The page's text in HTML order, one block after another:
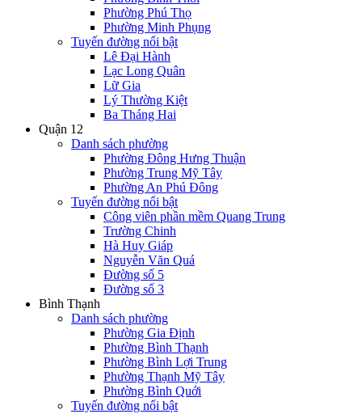
Phường Phú Thọ
Phường Minh Phụng
Tuyến đường nổi bật
Lê Đại Hành
Lạc Long Quân
Lữ Gia
Lý Thường Kiệt
Ba Tháng Hai
Quận 12
Danh sách phường
Phường Đông Hưng Thuận
Phường Trung Mỹ Tây
Phường An Phú Đông
Tuyến đường nổi bật
Công viên phần mềm Quang Trung
Trường Chinh
Hà Huy Giáp
Nguyễn Văn Quá
Đường số 5
Đường số 3
Bình Thạnh
Danh sách phường
Phường Gia Định
Phường Bình Thạnh
Phường Bình Lợi Trung
Phường Thạnh Mỹ Tây
Phường Bình Quới
Tuyến đường nổi bật